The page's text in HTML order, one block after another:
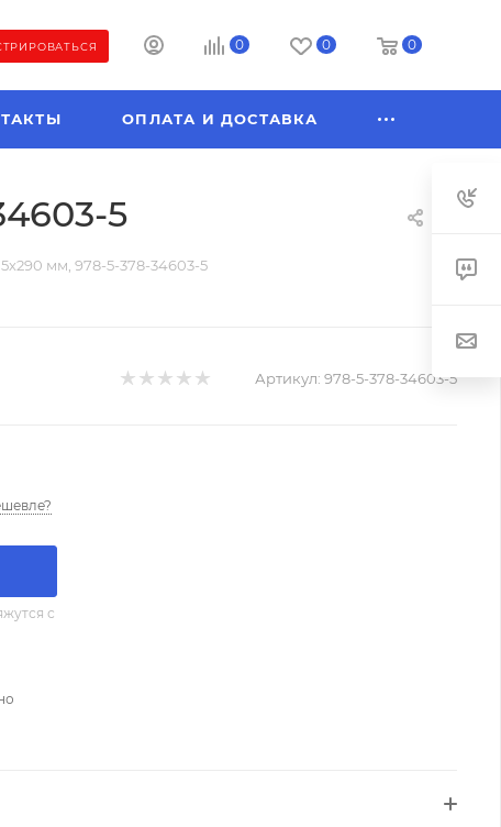
0 0 0
ОПЛАТА И ДОСТАВКА
5
мм, 978-5-378-34603-5
Артикул: 978-5-378-34603-5
с